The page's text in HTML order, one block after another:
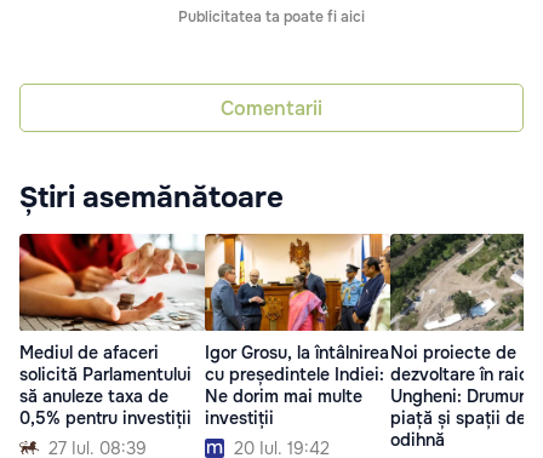
Publicitatea ta poate fi aici
Comentarii
Știri asemănătoare
Mediul de afaceri
solicită Parlamentului
să anuleze taxa de
0,5% pentru investiții
27 Iul. 08:39
Igor Grosu, la întâlnirea
cu președintele Indiei:
Ne dorim mai multe
investiții
20 Iul. 19:42
Noi proiecte de
dezvoltare în
Ungheni: Drumuri,
piață și spații de
odihnă